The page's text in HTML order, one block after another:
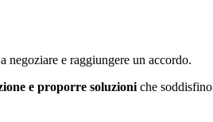
negoziare e raggiungere un accordo.
e proporre soluzioni che